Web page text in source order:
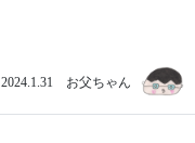
2024.1.31 お父ちゃん